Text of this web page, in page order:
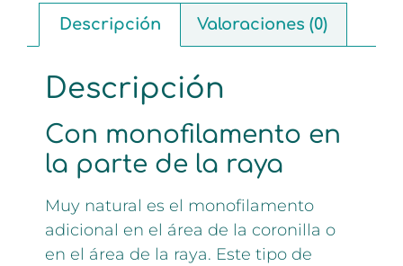
Descripción Valoraciones (0)
Descripción
Con monofilamento en
la parte de la raya
Muy natural es el monofilamento
adicional en el área de la coronilla o
en el área de la raya. Este tipo de